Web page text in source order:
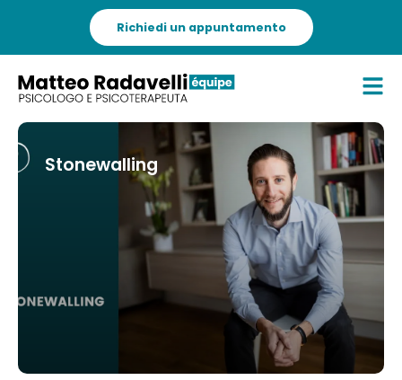
Richiedi un appuntamento
Stonewalling